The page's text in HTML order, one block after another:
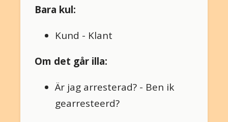
Bara kul:
Kund - Klant
Om det går illa:
Är jag arresterad? - Ben ik
gearresteerd?